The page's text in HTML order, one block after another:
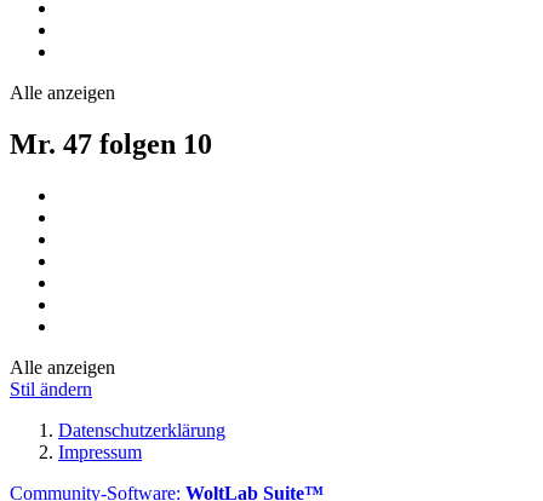
Alle anzeigen
Mr. 47 folgen 10
Alle anzeigen
Stil ändern
Datenschutzerklärung
Impressum
Community-Software: WoltLab Suite™